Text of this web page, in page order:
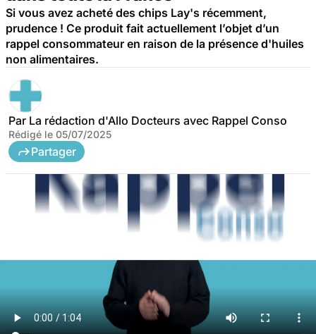
Si vous avez acheté des chips Lay's récemment,
prudence ! Ce produit fait actuellement l’objet d’un
rappel consommateur en raison de la présence d'huiles
non alimentaires.
Par La rédaction d'Allo Docteurs avec Rappel Conso
Rédigé le 05/07/2025
Partager